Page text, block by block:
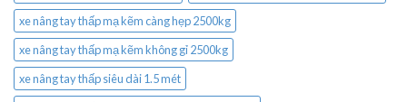
xe nâng tay thấp mạ kẽm càng hẹp 2500kg
xe nâng tay thấp mạ kẽm không gỉ 2500kg
xe nâng tay thấp siêu dài 1.5 mét